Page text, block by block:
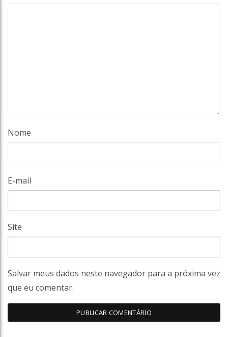
Nome
E-mail
Site
Salvar meus dados neste navegador para a próxima vez
que eu comentar.